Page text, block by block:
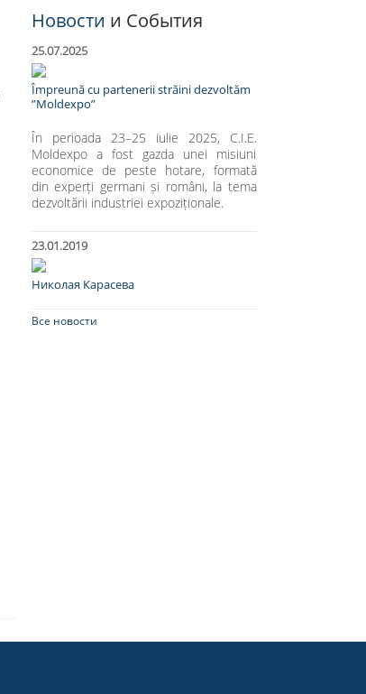
Новости и События
25.07.2025
Împreună cu partenerii străini dezvoltăm
”Moldexpo”
În perioada 23–25 iulie 2025, C.I.E.
Moldexpo a fost gazda unei misiuni
economice de peste hotare, formată
din experți germani și români, la tema
dezvoltării industriei expoziționale.
23.01.2019
Николая Карасева
Все новости